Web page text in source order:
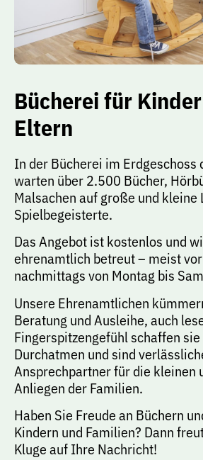
Bücherei für
Eltern
In der Bücherei im Erdgeschoss
warten über 2.500 Bücher,
Malsachen auf große und kleine
Spielbegeisterte.
Das Angebot ist kostenlos und
ehrenamtlich betreut – meist
nachmittags von Montag bis
Unsere Ehrenamtlichen
Beratung und Ausleihe, auch
Fingerspitzengefühl schaffen sie
Durchatmen und sind
Ansprechpartner für die kleinen
Anliegen der Familien.
Haben Sie Freude an Büchern
Kindern und Familien? Dann
Kluge auf Ihre Nachricht!